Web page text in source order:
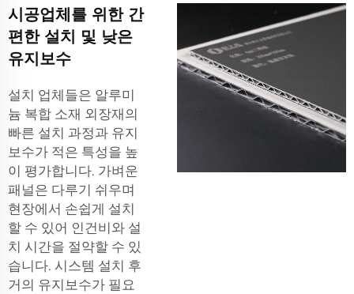
시공업체를 위한 간
편한 설치 및 낮은
유지보수
설치 업체들은 알루미
늄 복합 소재 외장재의
빠른 설치 과정과 유지
보수가 적은 특성을 높
이 평가합니다. 가벼운
패널은 다루기 쉬우며
현장에서 손쉽게 설치
할 수 있어 인건비와 설
치 시간을 절약할 수 있
습니다. 시스템 설치 후
거의 유지보수가 필요